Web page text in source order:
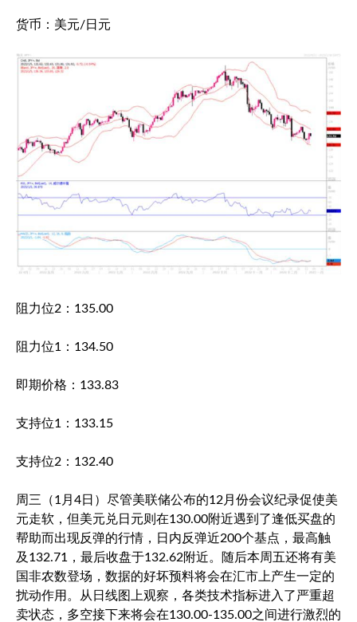
货币：美元/日元
阻力位2：135.00
阻力位1：134.50
即期价格：133.83
支持位1：133.15
支持位2：132.40
周三（1月4日）尽管美联储公布的12月份会议纪录促使美
元走软，但美元兑日元则在130.00附近遇到了逢低买盘的
帮助而出现反弹的行情，日内反弹近200个基点，最高触
及132.71，最后收盘于132.62附近。随后本周五还将有美
国非农数登场，数据的好坏预料将会在汇市上产生一定的
扰动作用。从日线图上观察，各类技术指标进入了严重超
卖状态，多空接下来将会在130.00-135.00之间进行激烈的